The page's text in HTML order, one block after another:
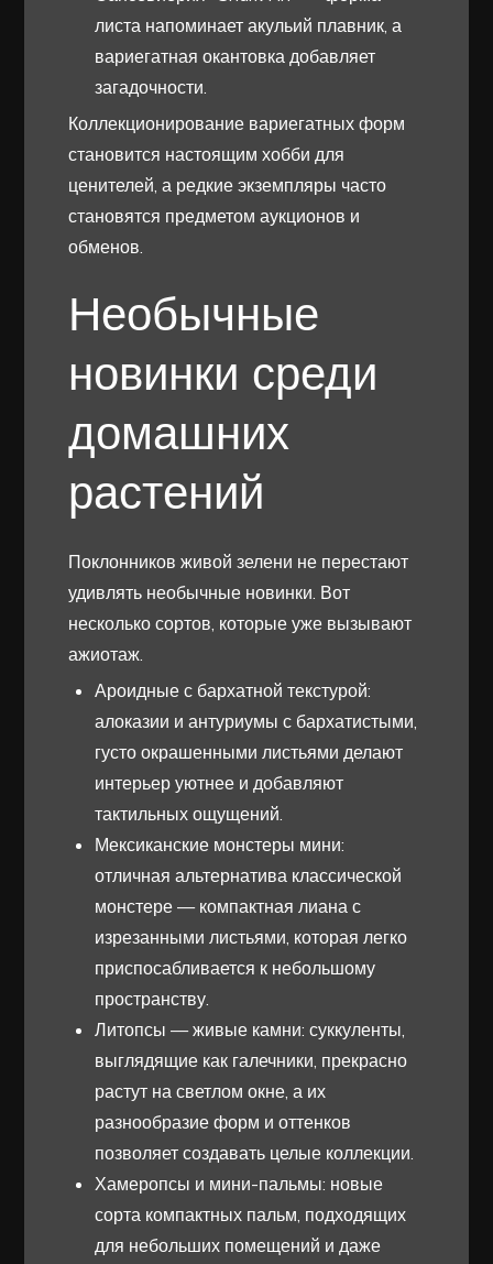
листа напоминает акульий плавник, а
вариегатная окантовка добавляет
загадочности.
Коллекционирование вариегатных форм
становится настоящим хобби для
ценителей, а редкие экземпляры часто
становятся предметом аукционов и
обменов.
Необычные
новинки среди
домашних
растений
Поклонников живой зелени не перестают
удивлять необычные новинки. Вот
несколько сортов, которые уже вызывают
ажиотаж.
Ароидные с бархатной текстурой:
алоказии и антуриумы с бархатистыми,
густо окрашенными листьями делают
интерьер уютнее и добавляют
тактильных ощущений.
Мексиканские монстеры мини:
отличная альтернатива классической
монстере — компактная лиана с
изрезанными листьями, которая легко
приспосабливается к небольшому
пространству.
Литопсы — живые камни: суккуленты,
выглядящие как галечники, прекрасно
растут на светлом окне, а их
разнообразие форм и оттенков
позволяет создавать целые коллекции.
Хамеропсы и мини-пальмы: новые
сорта компактных пальм, подходящих
для небольших помещений и даже